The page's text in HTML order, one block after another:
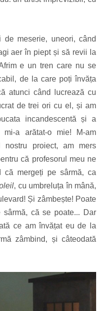
meserie, uneori, când
aer în piept și să revii la
e un tren care nu se
de la care poți învăța
atunci când lucrează cu
de trei ori cu el, și am
incandescentă și a
a arătat-o mie! M-am
nostru proiect, am mers
că profesorul meu ne
că mergeți pe sârmă, ca
, cu umbreluța în mână,
Și zâmbește! Poate
că se poate... Dar
ce am învățat eu de la
zâmbind, și câteodată